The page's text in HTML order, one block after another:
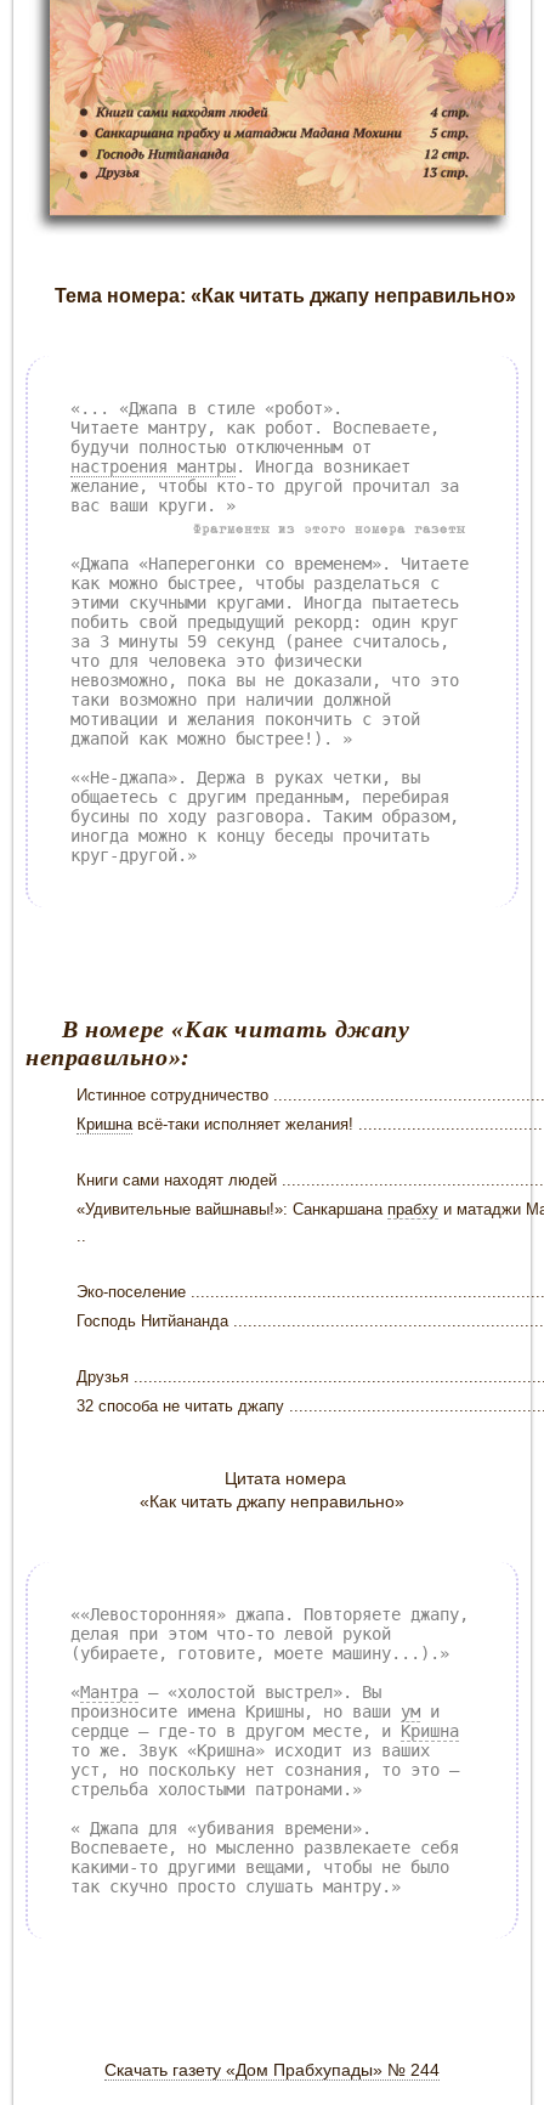
Тема номера: «Как читать джапу неправильно»
«... «Джапа в стиле «робот».
Читаете мантру, как робот. Воспеваете,
будучи полностью отключенным от
настроения мантры. Иногда возникает
желание, чтобы кто-то другой прочитал за
вас ваши круги. »
Фрагменты из этого номера газеты
«Джапа «Наперегонки со временем». Читаете
как можно быстрее, чтобы разделаться с
этими скучными кругами. Иногда пытаетесь
побить свой предыдущий рекорд: один круг
за 3 минуты 59 секунд (ранее считалось,
что для человека это физически
невозможно, пока вы не доказали, что это
таки возможно при наличии должной
мотивации и желания покончить с этой
джапой как можно быстрее!). »
««Не-джапа». Держа в руках четки, вы
общаетесь с другим преданным, перебирая
бусины по ходу разговора. Таким образом,
иногда можно к концу беседы прочитать
круг-другой.»
В номере «Как читать джапу
неправильно»:
Истинное сотрудничество
Кришна всё-таки исполняет желания!
Книги сами находят людей
«Удивительные вайшнавы!»: Санкаршана прабху и матаджи
Эко-поселение
Господь Нитйананда
Друзья
32 способа не читать джапу
Цитата номера
«Как читать джапу неправильно»
««Левосторонняя» джапа. Повторяете джапу,
делая при этом что-то левой рукой
(убираете, готовите, моете машину...).»
«Мантра — «холостой выстрел». Вы
произносите имена Кришны, но ваши ум и
сердце – где-то в другом месте, и Кришна
то же. Звук «Кришна» исходит из ваших
уст, но поскольку нет сознания, то это —
стрельба холостыми патронами.»
« Джапа для «убивания времени».
Воспеваете, но мысленно развлекаете себя
какими-то другими вещами, чтобы не было
так скучно просто слушать мантру.»
Скачать газету «Дом Прабхупады» № 244